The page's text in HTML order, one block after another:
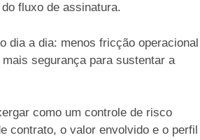
fluxo de assinatura.
dia a dia: menos fricção operacional
segurança para sustentar a
como um controle de risco
contrato, o valor envolvido e o perfil